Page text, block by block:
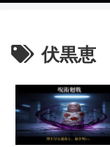
伏黒恵